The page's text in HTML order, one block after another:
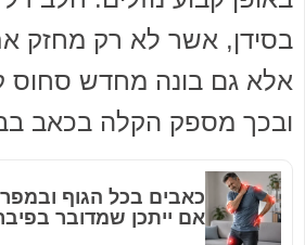
בסידן, אשר לא רק מחזק
אלא גם בונה מחדש סחוס
ובכך מספק הקלה בכאב
כאבים בכל הגוף
אם ייתכן שמדובר